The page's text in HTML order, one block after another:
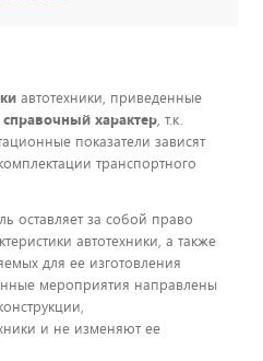
автотехники, приведенные
справочный характер, т.к.
показатели зависят
транспортного
оставляет за собой право
автотехники, а также
для ее изготовления
мероприятия направлены
и не изменяют ее